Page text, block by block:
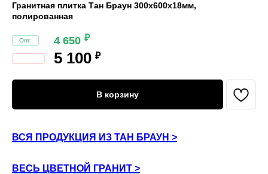
Гранитная плитка Тан Браун 300х600х18мм,
полированная
4 650 ₽
5 100 ₽
В корзину
ВСЯ ПРОДУКЦИЯ ИЗ ТАН БРАУН >
ВЕСЬ ЦВЕТНОЙ ГРАНИТ >